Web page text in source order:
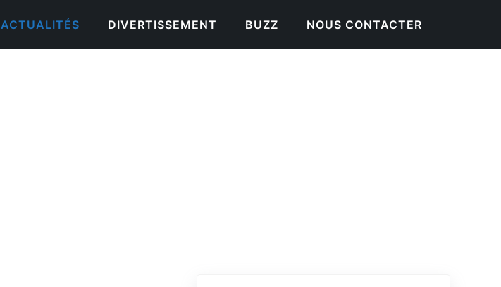
ACTUALITÉS DIVERTISSEMENT BUZZ NOUS CONTACTER